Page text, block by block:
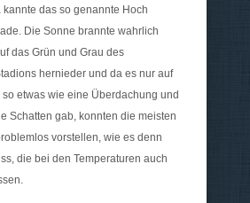
das so genannte Hoch
Die Sonne brannte wahrlich
das Grün und Grau des
hernieder und da es nur auf
etwas wie eine Überdachung und
Schatten gab, konnten die meisten
vorstellen, wie es denn
die bei den Temperaturen auch